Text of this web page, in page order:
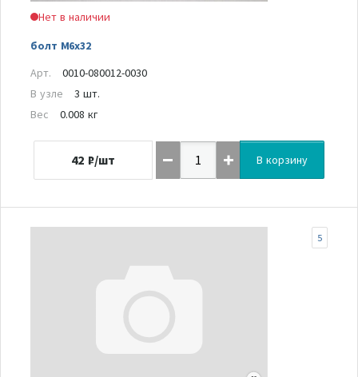
Нет в наличии
болт М6х32
Арт.
0010-080012-0030
В узле
3 шт.
Вес
0.008 кг
42 ₽/шт В корзину
5